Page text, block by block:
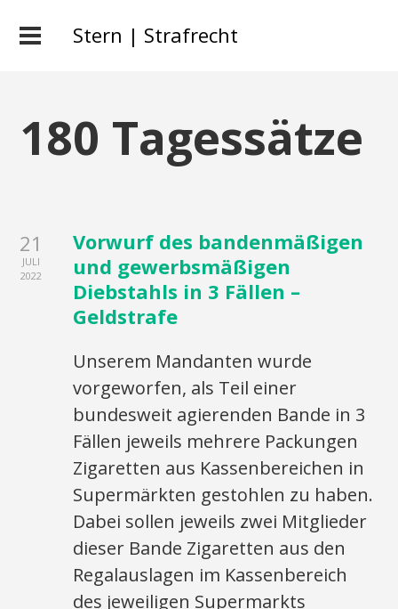
Stern | Strafrecht
180 Tagessätze
21
JULI
2022
Vorwurf des bandenmäßigen
und gewerbsmäßigen
Diebstahls in 3 Fällen –
Geldstrafe
Unserem Mandanten wurde
vorgeworfen, als Teil einer
bundesweit agierenden Bande in 3
Fällen jeweils mehrere Packungen
Zigaretten aus Kassenbereichen in
Supermärkten gestohlen zu haben.
Dabei sollen jeweils zwei Mitglieder
dieser Bande Zigaretten aus den
Regalauslagen im Kassenbereich
des jeweiligen Supermarkts